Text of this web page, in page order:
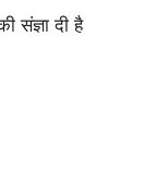
संज्ञा दी है